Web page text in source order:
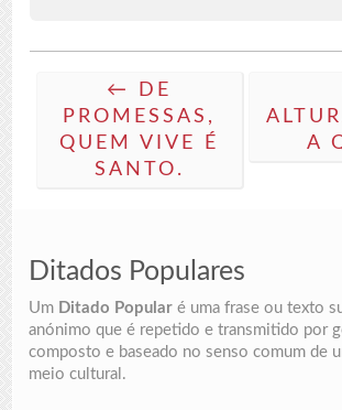
← DE
PROMESSAS,
QUEM VIVE É
SANTO.
A
Ditados Populares
Um Ditado Popular é uma frase ou texto
anónimo que é repetido e transmitido por
composto e baseado no senso comum de
meio cultural.